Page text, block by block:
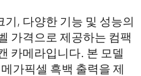
기, 다양한 기능 및 성능의
가격으로 제공하는 컴팩
카메라입니다. 본 모델
가픽셀 흑백 출력을 제